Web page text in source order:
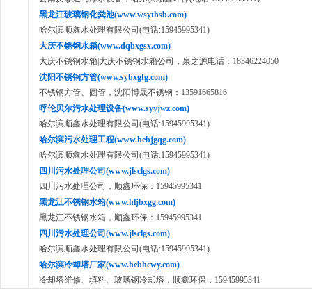
黑龙江玻璃钢化粪池(www.wsythsb.com)
哈尔滨顺鑫水处理有限公司(电话:15945995341)
大庆不锈钢水箱(www.dqbxgsx.com)
大庆不锈钢水箱|大庆不锈钢水箱公司，泉之源电话：18346224050
沈阳不锈钢方管(www.sybxgfg.com)
不锈钢方管、圆管，沈阳博晟不锈钢：13591665816
呼伦贝尔污水处理设备(www.syyjwz.com)
哈尔滨顺鑫水处理有限公司(电话:15945995341)
哈尔滨污水处理工程(www.hebjgqg.com)
哈尔滨顺鑫水处理有限公司(电话:15945995341)
四川污水处理公司(www.jlsclgs.com)
四川污水处理公司，顺鑫环保：15945995341
黑龙江不锈钢水箱(www.hljbxgg.com)
黑龙江不锈钢水箱，顺鑫环保：15945995341
四川污水处理公司(www.jlsclgs.com)
哈尔滨顺鑫水处理有限公司(电话:15945995341)
哈尔滨冷却塔厂家(www.hebhcwy.com)
冷却塔维修、填料、玻璃钢冷却塔，顺鑫环保：15945995341